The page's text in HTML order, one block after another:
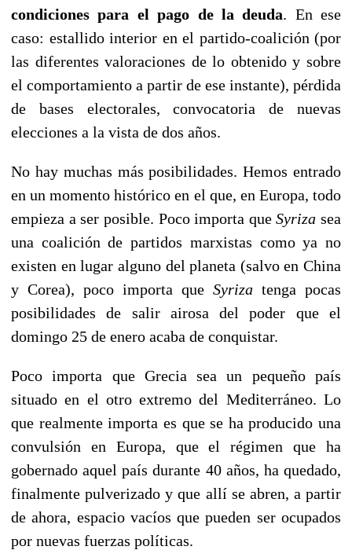
condiciones para el pago de la deuda. En ese
caso: estallido interior en el partido-coalición (por
las diferentes valoraciones de lo obtenido y sobre
el comportamiento a partir de ese instante), pérdida
de bases electorales, convocatoria de nuevas
elecciones a la vista de dos años.
No hay muchas más posibilidades. Hemos entrado
en un momento histórico en el que, en Europa, todo
empieza a ser posible. Poco importa queSyriza sea
una coalición de partidos marxistas como ya no
existen en lugar alguno del planeta (salvo en China
y Corea), poco importa que Syriza tenga pocas
posibilidades de salir airosa del poder que el
domingo 25 de enero acaba de conquistar.
Poco importa que Grecia sea un pequeño país
situado en el otro extremo del Mediterráneo. Lo
que realmente importa es que se ha producido una
convulsión en Europa, que el régimen que ha
gobernado aquel país durante 40 años, ha quedado,
finalmente pulverizado y que allí se abren, a partir
de ahora, espacio vacíos que pueden ser ocupados
por nuevas fuerzas políticas.